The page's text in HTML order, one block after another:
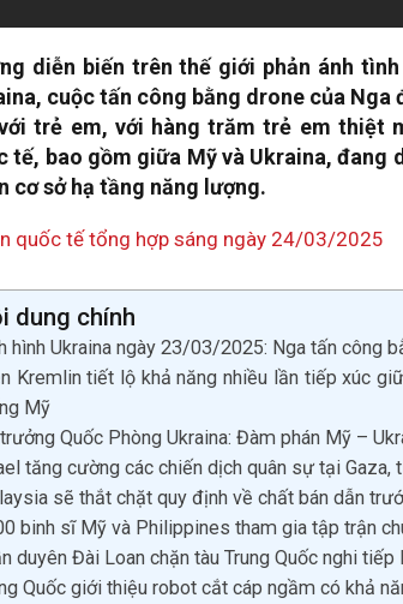
diễn biến trên thế giới phản ánh
cuộc tấn công bằng drone của
trẻ em, với hàng trăm trẻ em thiệt
tế, bao gồm giữa Mỹ và Ukraina, đang
cơ sở hạ tầng năng lượng.
quốc tế tổng hợp sáng ngày 24/03/2025
dung chính
hình Ukraina ngày 23/03/2025: Nga tấn công
Kremlin tiết lộ khả năng nhiều lần tiếp xúc
Mỹ
Quốc Phòng Ukraina: Đàm phán Mỹ –
tăng cường các chiến dịch quân sự tại
sẽ thắt chặt quy định về chất bán dẫn
binh sĩ Mỹ và Philippines tham gia tập trận
duyên Đài Loan chặn tàu Trung Quốc nghi
Quốc giới thiệu robot cắt cáp ngầm có khả